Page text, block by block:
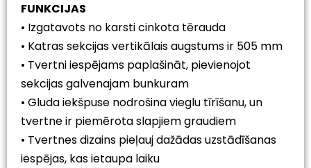
FUNKCIJAS
• Izgatavots no karsti cinkota tērauda
• Katras sekcijas vertikālais augstums ir 505 mm
• Tvertni iespējams paplašināt, pievienojot
sekcijas galvenajam bunkuram
• Gluda iekšpuse nodrošina vieglu tīrīšanu, un
tvertne ir piemērota slapjiem graudiem
• Tvertnes dizains pieļauj dažādas uzstādīšanas
iespējas, kas ietaupa laiku